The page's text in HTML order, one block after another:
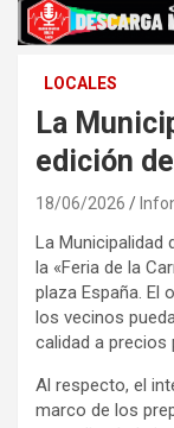
LOCALES
La
edición
18/06/2026
La Municipalidad
la «Feria de la
plaza España. El
los vecinos
calidad a precios
Al respecto, el
marco de los